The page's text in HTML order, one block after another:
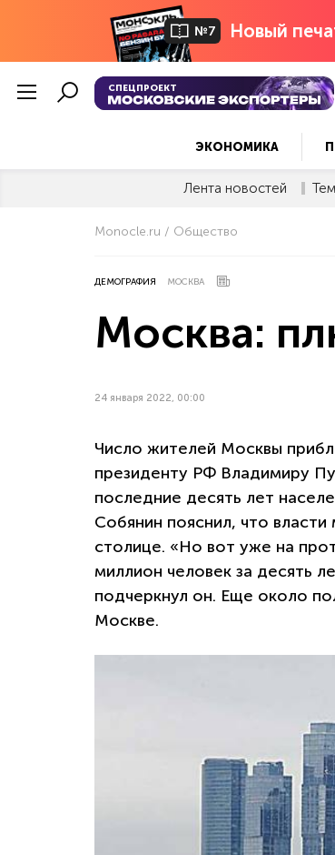
№7 Новый
СПЕЦПРОЕКТ
ЭКОНОМИКА
Лента новостей
Monocle.ru Общество
ДЕМОГРАФИЯ МОСКВА
Москва:
24 января 2022, 00:00
Число жителей Москвы
президенту РФ Владимиру
последние десять лет
Собянин пояснил, что
столице. «Но вот уже на
миллион человек за десять
подчеркнул он. Еще около
Москве.